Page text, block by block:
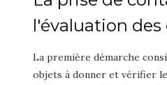
l'évaluation des
La première démarche
objets à donner et vérifier